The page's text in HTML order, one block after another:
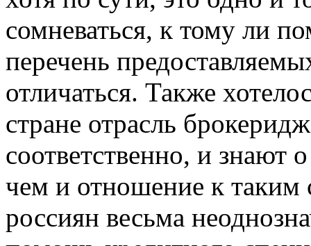
сомневаться, к тому ли
перечень
отличаться. Также
стране отрасль
соответственно, и знают
чем и отношение к таким
россиян весьма